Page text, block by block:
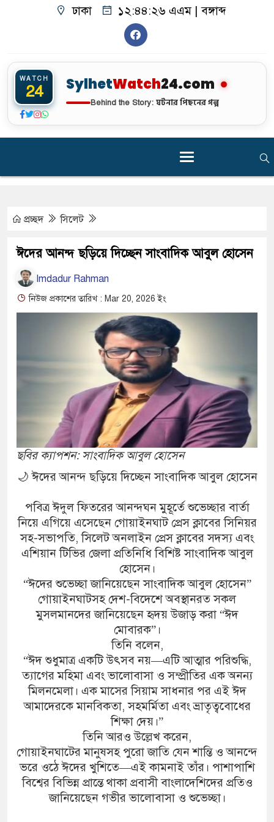
ঢাকা ১২:৪৪:২৭ এএম| বঙ্গাব্দ
WATCH
24 SylhetWatch24.com
Behind the Story: ঘটনার পিছনের গল্প
প্রচ্ছদ সিলেট
ঈদের আনন্দ ছড়িয়ে দিচ্ছেন সাংবাদিক আবুল হোসেন
Imdadur Rahman
নিউজ প্রকাশের তারিখ : Mar 20, 2026 ইং
ছবির ক্যাপশন: সাংবাদিক আবুল হোসেন
🌙 ঈদের আনন্দ ছড়িয়ে দিচ্ছেন সাংবাদিক আবুল হোসেন
পবিত্র ঈদুল ফিতরের আনন্দঘন মুহূর্তে শুভেচ্ছার বার্তা
নিয়ে এগিয়ে এসেছেন গোয়াইনঘাট প্রেস ক্লাবের সিনিয়র
সহ-সভাপতি, সিলেট অনলাইন প্রেস ক্লাবের সদস্য এবং
এশিয়ান টিভির জেলা প্রতিনিধি বিশিষ্ট সাংবাদিক আবুল
হোসেন।
“ঈদের শুভেচ্ছা জানিয়েছেন সাংবাদিক আবুল হোসেন”
গোয়াইনঘাটসহ দেশ-বিদেশে অবস্থানরত সকল
মুসলমানদের জানিয়েছেন হৃদয় উজাড় করা “ঈদ
মোবারক”।
তিনি বলেন,
“ঈদ শুধুমাত্র একটি উৎসব নয়—এটি আত্মার পরিশুদ্ধি,
ত্যাগের মহিমা এবং ভালোবাসা ও সম্প্রীতির এক অনন্য
মিলনমেলা। এক মাসের সিয়াম সাধনার পর এই ঈদ
আমাদেরকে মানবিকতা, সহমর্মিতা এবং ভ্রাতৃত্ববোধের
শিক্ষা দেয়।”
তিনি আরও উল্লেখ করেন,
গোয়াইনঘাটের মানুষসহ পুরো জাতি যেন শান্তি ও আনন্দে
ভরে ওঠে ঈদের খুশিতে—এই কামনাই তাঁর। পাশাপাশি
বিশ্বের বিভিন্ন প্রান্তে থাকা প্রবাসী বাংলাদেশিদের প্রতিও
জানিয়েছেন গভীর ভালোবাসা ও শুভেচ্ছা।